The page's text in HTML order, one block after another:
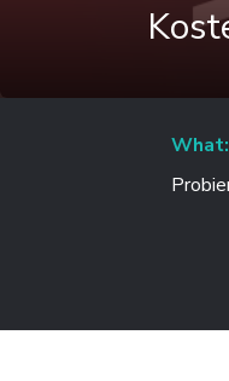
What: